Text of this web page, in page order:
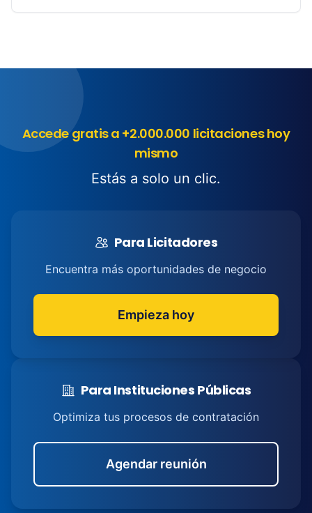
Accede gratis a +2.000.000 licitaciones hoy
mismo
Estás a solo un clic.
Para Licitadores
Encuentra más oportunidades de negocio
Empieza hoy
Para Instituciones Públicas
Optimiza tus procesos de contratación
Agendar reunión